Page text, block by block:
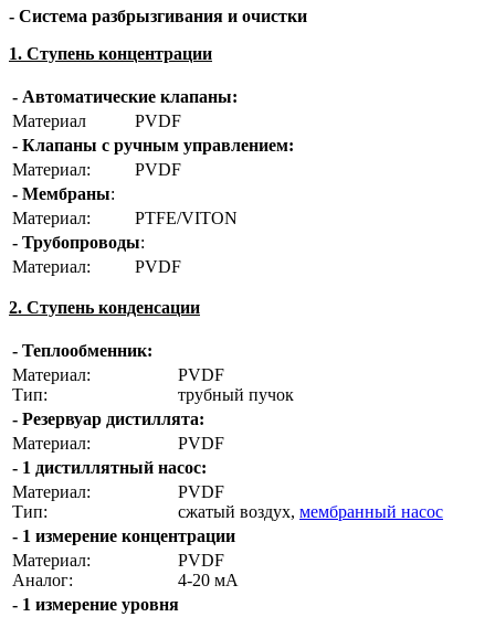
- Система разбрызгивания и очистки
1. Ступень концентрации
- Автоматические клапаны:
Материал
PVDF
- Клапаны с ручным управлением:
Материал:
PVDF
- Мембраны:
Материал:
PTFE/VITON
- Трубопроводы:
Материал:
PVDF
2. Ступень конденсации
- Теплообменник:
Материал:
Тип:
PVDF
трубный пучок
- Резервуар дистиллята:
Материал:
PVDF
- 1 дистиллятный насос:
Материал:
Тип:
PVDF
сжатый воздух, мембранный насос
- 1 измерение концентрации
Материал:
Аналог:
PVDF
4-20 мА
- 1 измерение уровня